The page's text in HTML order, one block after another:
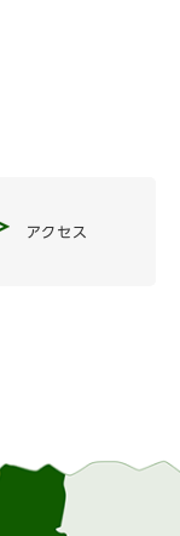
アクセス